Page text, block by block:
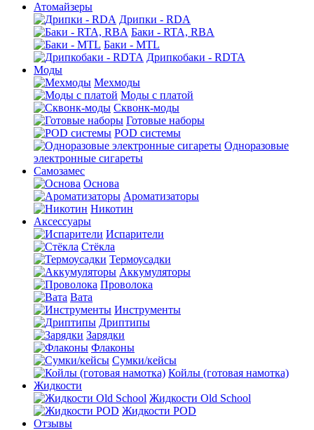
Атомайзеры
Дрипки - RDA
Баки - RTA, RBA
Баки - MTL
Дрипкобаки - RDTA
Моды
Мехмоды
Моды с платой
Сквонк-моды
Готовые наборы
POD системы
Одноразовые
электронные сигареты
Самозамес
Основа
Ароматизаторы
Никотин
Аксессуары
Испарители
Стёкла
Термоусадки
Аккумуляторы
Проволока
Вата
Инструменты
Дриптипы
Зарядки
Флаконы
Сумки/кейсы
Койлы (готовая намотка)
Жидкости
Жидкости Old School
Жидкости POD
Отзывы